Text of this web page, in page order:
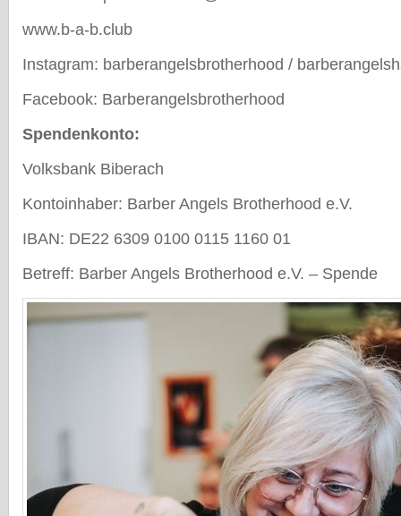
www.b-a-b.club
Instagram: barberangelsbrotherhood /
Facebook: Barberangelsbrotherhood
Spendenkonto:
Volksbank Biberach
Kontoinhaber: Barber Angels Brotherhood e.V.
IBAN: DE22 6309 0100 0115 1160 01
Betreff: Barber Angels Brotherhood e.V. – Spende